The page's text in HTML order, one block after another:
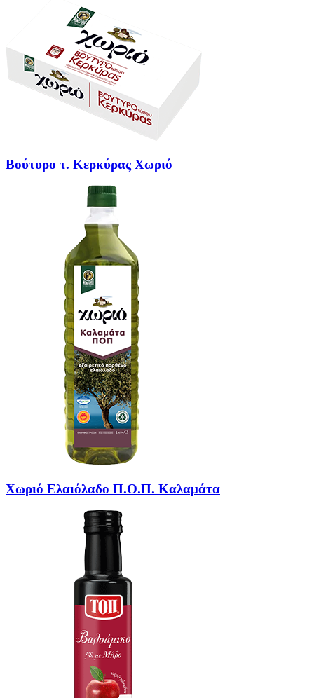
Βούτυρο τ. Κερκύρας Χωριό
Χωριό Ελαιόλαδο Π.Ο.Π. Καλαμάτα